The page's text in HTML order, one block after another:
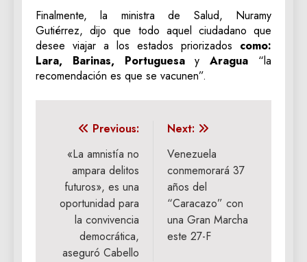
Finalmente, la ministra de Salud, Nuramy
Gutiérrez, dijo que todo aquel ciudadano que
desee viajar a los estados priorizados como:
Lara, Barinas, Portuguesay Aragua “la
recomendación es que se vacunen”.
Navegación
de
entradas
Previous:
«La amnistía no
ampara delitos
futuros», es una
oportunidad para
la convivencia
democrática,
aseguró Cabello
Next:
Venezuela
conmemorará 37
años del
“Caracazo” con
una Gran Marcha
este 27-F